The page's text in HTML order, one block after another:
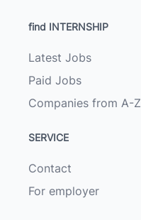
find INTERNSHIP
Latest Jobs
Paid Jobs
Companies from A-Z
SERVICE
Contact
For employer